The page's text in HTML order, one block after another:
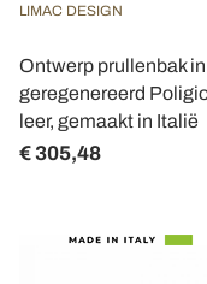
LIMAC DESIGN
Ontwerp prullenbak in
geregenereerd
leer, gemaakt in Italië
€ 305,48